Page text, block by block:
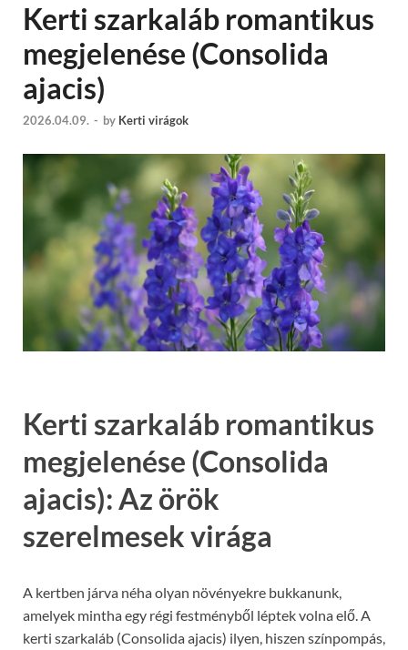
Kerti szarkaláb romantikus
megjelenése (Consolida
ajacis)
2026.04.09. - by Kerti virágok
Kerti szarkaláb romantikus
megjelenése (Consolida
ajacis): Az örök
szerelmesek virága
A kertben járva néha olyan növényekre bukkanunk,
amelyek mintha egy régi festményből léptek volna elő. A
kerti szarkaláb (Consolida ajacis) ilyen, hiszen színpompás,